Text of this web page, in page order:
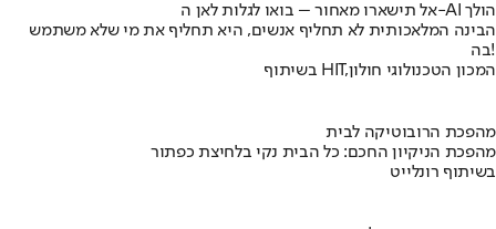
אל תישארו מאחור – בואו לגלות לאן ה-AI הולך
הבינה המלאכותית לא תחליף אנשים, היא תחליף את מי שלא משתמש
בה!
בשיתוף HIT,המכון הטכנולוגי חולון
מהפכת הרובוטיקה לבית
מהפכת הניקיון החכם: כל הבית נקי בלחיצת כפתור
בשיתוף רונלייט